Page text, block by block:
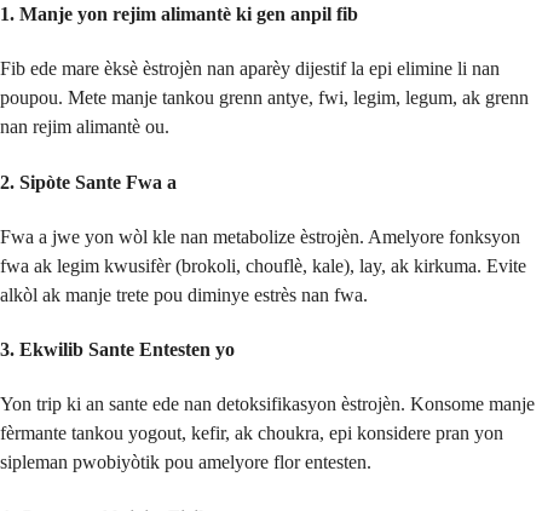
1. Manje yon rejim alimantè ki gen anpil fib
Fib ede mare èksè èstrojèn nan aparèy dijestif la epi elimine li nan
poupou. Mete manje tankou grenn antye, fwi, legim, legum, ak grenn
nan rejim alimantè ou.
2. Sipòte Sante Fwa a
Fwa a jwe yon wòl kle nan metabolize èstrojèn. Amelyore fonksyon
fwa ak legim kwusifèr (brokoli, chouflè, kale), lay, ak kirkuma. Evite
alkòl ak manje trete pou diminye estrès nan fwa.
3. Ekwilib Sante Entesten yo
Yon trip ki an sante ede nan detoksifikasyon èstrojèn. Konsome manje
fèrmante tankou yogout, kefir, ak choukra, epi konsidere pran yon
sipleman pwobiyòtik pou amelyore flor entesten.